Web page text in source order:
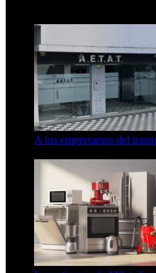
A los empresarios del